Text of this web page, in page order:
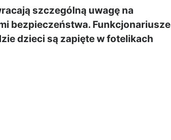
szczególną uwagę na
bezpieczeństwa. Funkcjonariusze
dzieci są zapięte w fotelikach